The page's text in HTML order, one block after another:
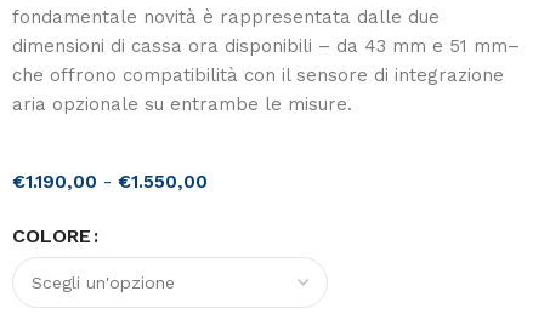
fondamentale novità è rappresentata dalle due
dimensioni di cassa ora disponibili – da 43 mm e 51 mm–
che offrono compatibilità con il sensore di integrazione
aria opzionale su entrambe le misure.
€1.190,00 - €1.550,00
COLORE